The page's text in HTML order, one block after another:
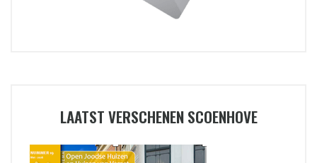
LAATST VERSCHENEN SCOENHOVE